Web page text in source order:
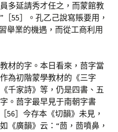
多延請秀才任之，而蒙館教
55］。孔乙己說寫賬要用，
舉業的機遇，而從工商利用
材的字。本日看來，茴字當
為初階蒙學教材的《三字
千家詩》等，仍是四書、五
。茴字最早見于南朝字書
56］今存本《切韻》未見，
《廣韻》云：“茴，茴噴鼻，